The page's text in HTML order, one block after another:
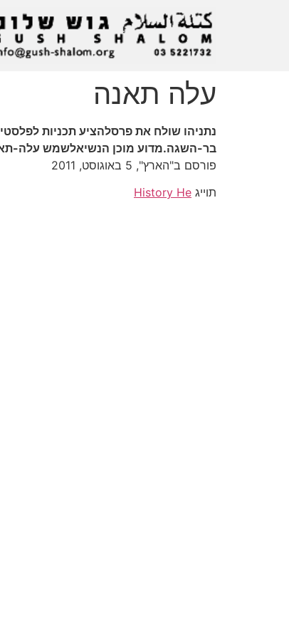
עלה תאנה
נתניהו שולח את פרסלהציע תכניות
בר-השגה.מדוע מוכן הנשיאלשמש עלה-
פורסם ב"הארץ", 5 באוגוסט, 2011
תוייג History He